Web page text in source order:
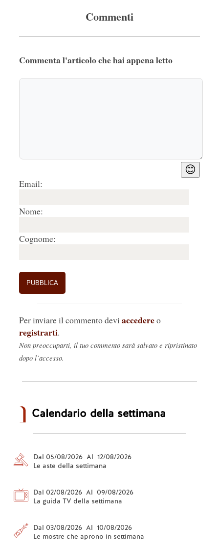
Commenti
Commenta l'articolo che hai appena letto
😊
Email:
Nome:
Cognome:
Per inviare il commento devi accedereo
registrarti.
Non preoccuparti, il tuo commento sarà salvato e ripristinato
dopo l’accesso.
Calendario della settimana
Dal 05/08/2026 Al 12/08/2026
Le aste della settimana
Dal 02/08/2026 Al 09/08/2026
La guida TV della settimana
Dal 03/08/2026 Al 10/08/2026
Le mostre che aprono in settimana